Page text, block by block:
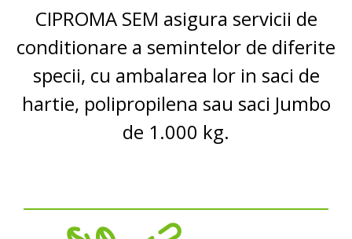
CIPROMA SEM asigura servicii de
conditionare a semintelor de diferite
specii, cu ambalarea lor in saci de
hartie, polipropilena sau saci Jumbo
de 1.000 kg.